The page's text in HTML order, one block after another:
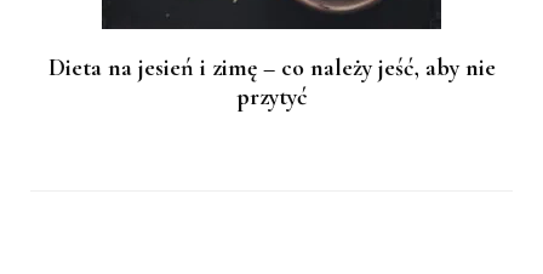
Dieta na jesień i zimę – co należy jeść, aby nie
przytyć